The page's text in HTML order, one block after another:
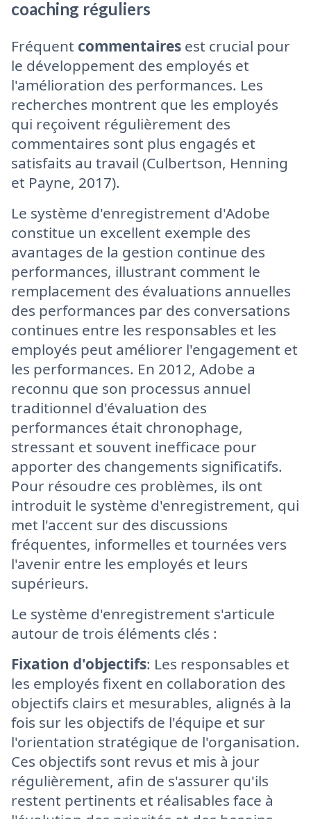
coaching réguliers
Fréquent commentaires est crucial pour
le développement des employés et
l'amélioration des performances. Les
recherches montrent que les employés
qui reçoivent régulièrement des
commentaires sont plus engagés et
satisfaits au travail (Culbertson, Henning
et Payne, 2017).
Le système d'enregistrement d'Adobe
constitue un excellent exemple des
avantages de la gestion continue des
performances, illustrant comment le
remplacement des évaluations annuelles
des performances par des conversations
continues entre les responsables et les
employés peut améliorer l'engagement et
les performances. En 2012, Adobe a
reconnu que son processus annuel
traditionnel d'évaluation des
performances était chronophage,
stressant et souvent inefficace pour
apporter des changements significatifs.
Pour résoudre ces problèmes, ils ont
introduit le système d'enregistrement, qui
met l'accent sur des discussions
fréquentes, informelles et tournées vers
l'avenir entre les employés et leurs
supérieurs.
Le système d'enregistrement s'articule
autour de trois éléments clés :
Fixation d'objectifs: Les responsables et
les employés fixent en collaboration des
objectifs clairs et mesurables, alignés à la
fois sur les objectifs de l'équipe et sur
l'orientation stratégique de l'organisation.
Ces objectifs sont revus et mis à jour
régulièrement, afin de s'assurer qu'ils
restent pertinents et réalisables face à